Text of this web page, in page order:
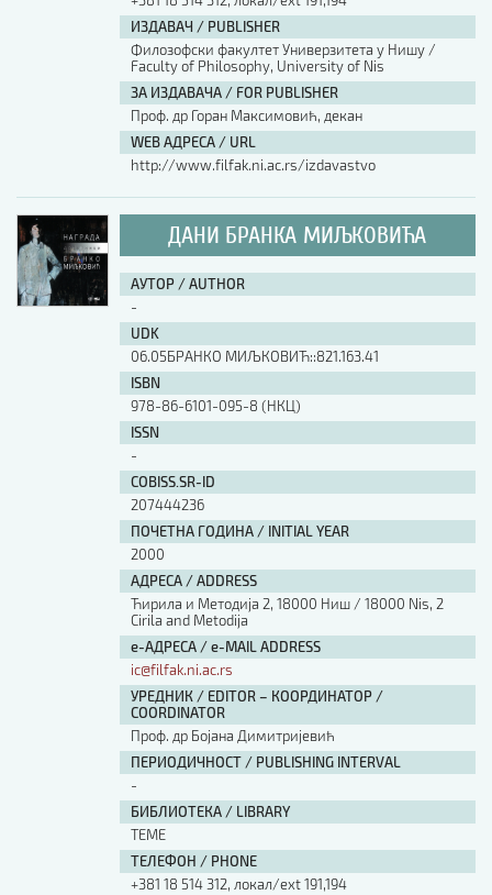
ИЗДАВАЧ / PUBLISHER
Филозофски факултет Универзитета у Нишу /
Faculty of Philosophy, University of Nis
ЗА ИЗДАВАЧА / FOR PUBLISHER
Проф. др Горан Максимовић, декан
WEB АДРЕСА / URL
http://www.filfak.ni.ac.rs/izdavastvo
ДАНИ БРАНКА МИЉКОВИЋА
АУТОР / AUTHOR
-
UDK
06.05БРАНКО МИЉКОВИЋ::821.163.41
ISBN
978-86-6101-095-8 (НКЦ)
ISSN
-
COBISS.SR-ID
207444236
ПОЧЕТНА ГОДИНА / INITIAL YEAR
2000
АДРЕСА / ADDRESS
Ћирила и Методија 2, 18000 Ниш / 18000 Nis, 2
Cirila and Metodija
е-АДРЕСА / e-MAIL ADDRESS
ic@filfak.ni.ac.rs
УРЕДНИК / EDITOR – КООРДИНАТОР /
COORDINATOR
Проф. др Бојана Димитријевић
ПЕРИОДИЧНОСТ / PUBLISHING INTERVAL
-
БИБЛИОТЕКА / LIBRARY
ТЕМЕ
ТЕЛЕФОН / PHONE
+381 18 514 312, локал/ext 191,194